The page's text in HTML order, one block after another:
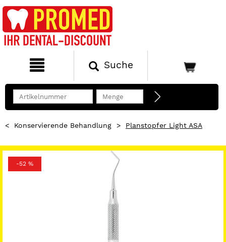
Suche
< Konservierende Behandlung > Planstopfer Light ASA
-52 %